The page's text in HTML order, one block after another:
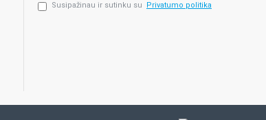
Susipažinau ir sutinku su Privatumo politika